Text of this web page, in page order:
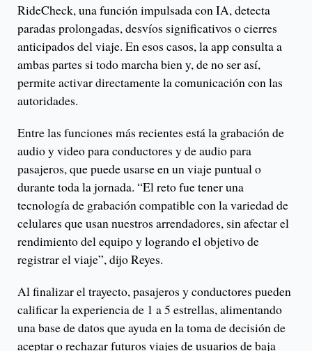
RideCheck, una función impulsada con IA, detecta
paradas prolongadas, desvíos significativos o cierres
anticipados del viaje. En esos casos, la app consulta a
ambas partes si todo marcha bien y, de no ser así,
permite activar directamente la comunicación con las
autoridades.
Entre las funciones más recientes está la grabación de
audio y video para conductores y de audio para
pasajeros, que puede usarse en un viaje puntual o
durante toda la jornada. “El reto fue tener una
tecnología de grabación compatible con la variedad de
celulares que usan nuestros arrendadores, sin afectar el
rendimiento del equipo y logrando el objetivo de
registrar el viaje”, dijo Reyes.
Al finalizar el trayecto, pasajeros y conductores pueden
calificar la experiencia de 1 a 5 estrellas, alimentando
una base de datos que ayuda en la toma de decisión de
aceptar o rechazar futuros viajes de usuarios de baja